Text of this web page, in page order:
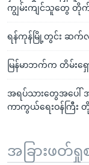
ကျွမ်းကျင်သူတွေ တို
ရန်ကုန်မြို့တွင်း ဆက်လက်
မြန်မာဘက်က တိမ်းရှ
အရပ်သားတွေအပေါ် အ
ကာကွယ်ရေးဝန်ကြီး
အခြားဖတ်ရှုစ